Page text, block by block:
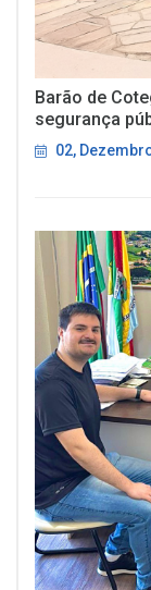
Barão de
segurança
02,